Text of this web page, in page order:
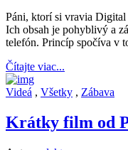
Páni, ktorí si vravia
Ich obsah je pohyblivý a
telefón. Princíp spočíva v
Čítajte viac...
Videá , Všetky , Zábava
Krátky film od